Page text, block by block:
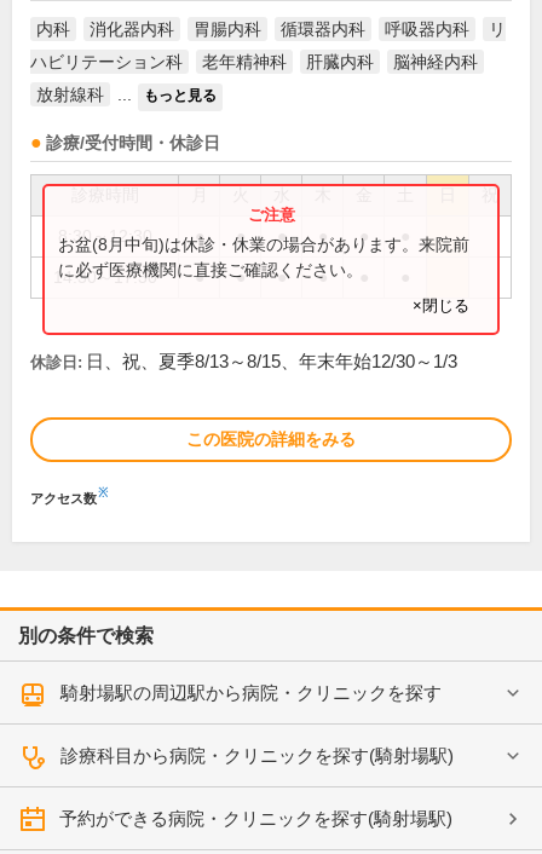
内科 消化器内科 胃腸内科 循環器内科 呼吸器内科
リ
ハビリテーション科
老年精神科 肝臓内科
脳神経内科
放射線科
もっと見る
診療/受付時間・休診日
祝
8:30～12:30 ● ● ● ● ●
14:30～17:30 ● ● ● ●
お盆(8月中旬)は休診・休業の場合があります。来院前
に必ず医療機関に直接ご確認ください。
×閉じる
休診日: 日、祝、夏季8/13～8/15、年末年始12/30～1/3
この医院の詳細をみる
アクセス数※
別の条件で検索
騎射場駅の周辺駅から病院・クリニックを探す
診療科目から病院・クリニックを探す(騎射場駅)
予約ができる病院・クリニックを探す(騎射場駅)